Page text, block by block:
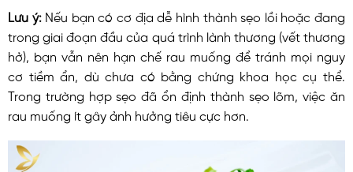
Lưu ý: Nếu bạn có cơ địa dễ hình thành sẹo lồi hoặc đang
trong giai đoạn đầu của quá trình lành thương (vết thương
hở), bạn vẫn nên hạn chế rau muống để tránh mọi nguy
cơ tiềm ẩn, dù chưa có bằng chứng khoa học cụ thể.
Trong trường hợp sẹo đã ổn định thành sẹo lõm, việc ăn
rau muống ít gây ảnh hưởng tiêu cực hơn.